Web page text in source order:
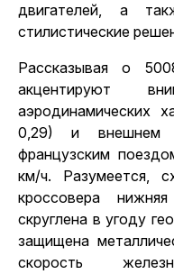
двигателей, а
стилистические
Рассказывая о
акцентируют
аэродинамических
0,29) и внешнем
французским
км/ч. Разумеется,
кроссовера
скруглена в угоду
защищена
скорость